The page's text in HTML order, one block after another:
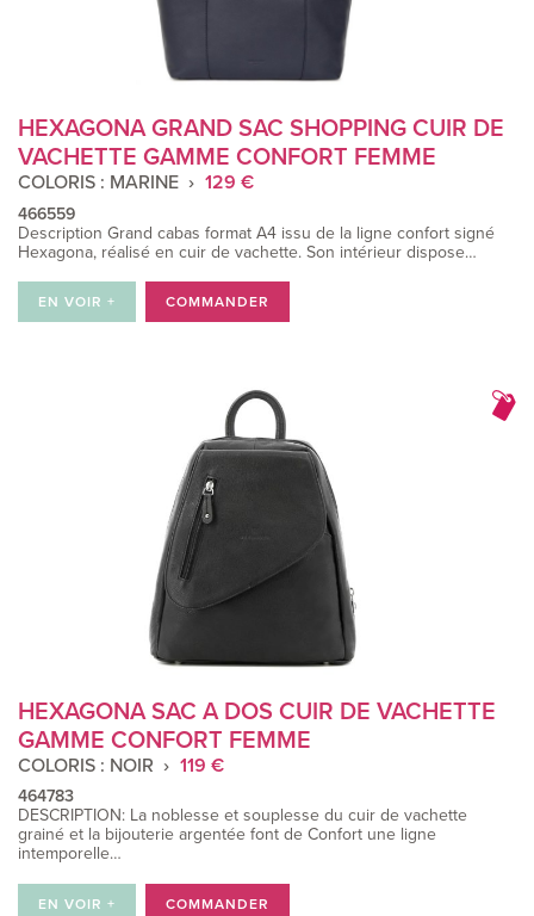
HEXAGONA GRAND SAC SHOPPING CUIR DE
VACHETTE GAMME CONFORT FEMME
COLORIS : MARINE 129 €
466559
Description Grand cabas format A4 issu de la ligne confort signé
Hexagona, réalisé en cuir de vachette. Son intérieur dispose…
EN VOIR + COMMANDER
HEXAGONA SAC A DOS CUIR DE VACHETTE
GAMME CONFORT FEMME
COLORIS : NOIR 119 €
464783
DESCRIPTION: La noblesse et souplesse du cuir de vachette
grainé et la bijouterie argentée font de Confort une ligne
intemporelle…
EN VOIR + COMMANDER